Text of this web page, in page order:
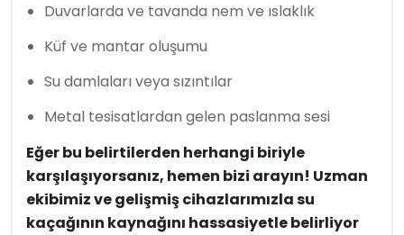
Duvarlarda ve tavanda nem ve ıslaklık
Küf ve mantar oluşumu
Su damlaları veya sızıntılar
Metal tesisatlardan gelen paslanma sesi
Eğer bu belirtilerden herhangi biriyle
karşılaşıyorsanız, hemen bizi arayın! Uzman
ekibimiz ve gelişmiş cihazlarımızla su
kaçağının kaynağını hassasiyetle belirliyor